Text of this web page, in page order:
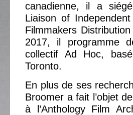
canadienne, il a
Liaison of
Filmmakers
2017, il programme
collectif Ad Hoc,
Toronto.
En plus de ses
Broomer a fait l’objet
à l’Anthology Film